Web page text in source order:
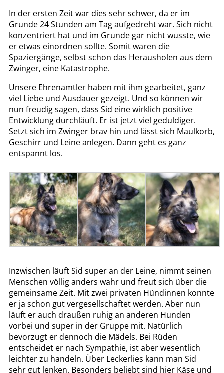
In der ersten Zeit war dies sehr schwer, da er im
Grunde 24 Stunden am Tag aufgedreht war. Sich nicht
konzentriert hat und im Grunde gar nicht wusste, wie
er etwas einordnen sollte. Somit waren die
Spaziergänge, selbst schon das Herausholen aus dem
Zwinger, eine Katastrophe.
Unsere Ehrenamtler haben mit ihm gearbeitet, ganz
viel Liebe und Ausdauer gezeigt. Und so können wir
nun freudig sagen, dass Sid eine wirklich positive
Entwicklung durchläuft. Er ist jetzt viel geduldiger.
Setzt sich im Zwinger brav hin und lässt sich Maulkorb,
Geschirr und Leine anlegen. Dann geht es ganz
entspannt los.
Inzwischen läuft Sid super an der Leine, nimmt seinen
Menschen völlig anders wahr und freut sich über die
gemeinsame Zeit. Mit zwei privaten Hündinnen konnte
er ja schon gut vergesellschaftet werden. Aber nun
läuft er auch draußen ruhig an anderen Hunden
vorbei und super in der Gruppe mit. Natürlich
bevorzugt er dennoch die Mädels. Bei Rüden
entscheidet er nach Sympathie, ist aber wesentlich
leichter zu handeln. Über Leckerlies kann man Sid
sehr gut lenken. Besonders beliebt sind hier Käse und